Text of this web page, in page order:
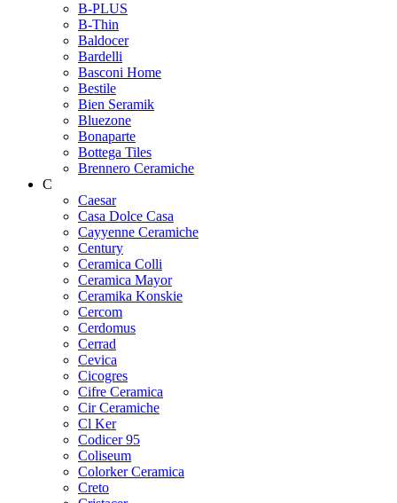
B-PLUS
B-Thin
Baldocer
Bardelli
Basconi Home
Bestile
Bien Seramik
Bluezone
Bonaparte
Bottega Tiles
Brennero Ceramiche
C
Caesar
Casa Dolce Casa
Cayyenne Ceramiche
Century
Ceramica Colli
Ceramica Mayor
Ceramika Konskie
Cercom
Cerdomus
Cerrad
Cevica
Cicogres
Cifre Ceramica
Cir Ceramiche
Cl Ker
Codicer 95
Coliseum
Colorker Ceramica
Creto